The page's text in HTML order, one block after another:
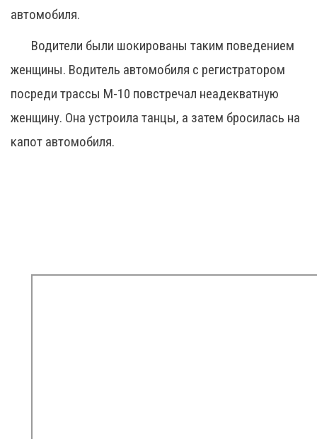
автомобиля.
Водители были шокированы таким поведением
женщины. Водитель автомобиля с регистратором
посреди трассы М-10 повстречал неадекватную
женщину. Она устроила танцы, а затем бросилась на
капот автомобиля.